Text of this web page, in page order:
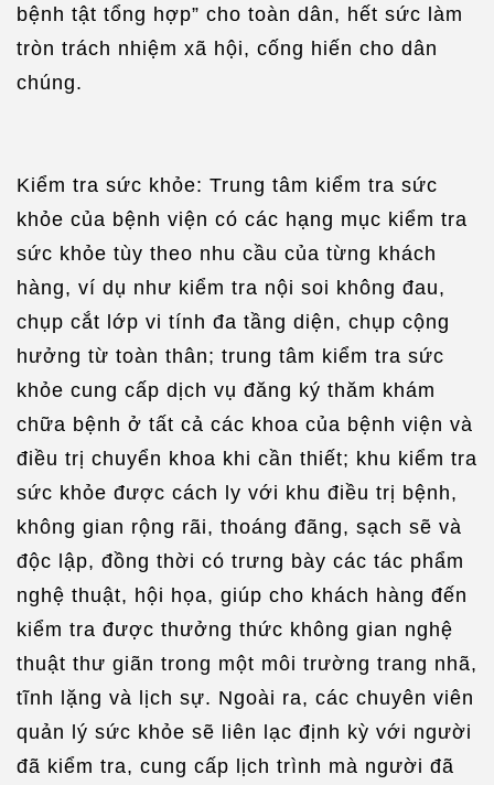
bệnh tật tổng hợp” cho toàn dân, hết sức làm
tròn trách nhiệm xã hội, cống hiến cho dân
chúng.
Kiểm tra sức khỏe: Trung tâm kiểm tra sức
khỏe của bệnh viện có các hạng mục kiểm tra
sức khỏe tùy theo nhu cầu của từng khách
hàng, ví dụ như kiểm tra nội soi không đau,
chụp cắt lớp vi tính đa tầng diện, chụp cộng
hưởng từ toàn thân; trung tâm kiểm tra sức
khỏe cung cấp dịch vụ đăng ký thăm khám
chữa bệnh ở tất cả các khoa của bệnh viện và
điều trị chuyển khoa khi cần thiết; khu kiểm tra
sức khỏe được cách ly với khu điều trị bệnh,
không gian rộng rãi, thoáng đãng, sạch sẽ và
độc lập, đồng thời có trưng bày các tác phẩm
nghệ thuật, hội họa, giúp cho khách hàng đến
kiểm tra được thưởng thức không gian nghệ
thuật thư giãn trong một môi trường trang nhã,
tĩnh lặng và lịch sự. Ngoài ra, các chuyên viên
quản lý sức khỏe sẽ liên lạc định kỳ với người
đã kiểm tra, cung cấp lịch trình mà người đã